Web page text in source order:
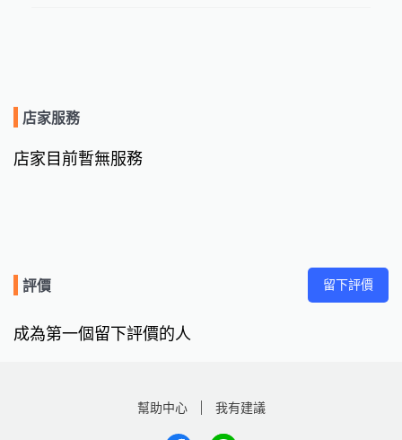
店家服務
店家目前暫無服務
評價 留下評價
成為第一個留下評價的人
幫助中心 我有建議